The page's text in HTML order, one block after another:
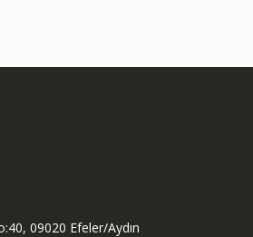
09020 Efeler/Aydın